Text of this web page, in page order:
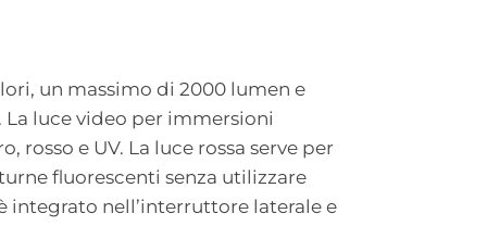
un massimo di 2000 lumen e
La luce video per immersioni
e UV. La luce rossa serve per
fluorescenti senza utilizzare
integrato nell’interruttore laterale e